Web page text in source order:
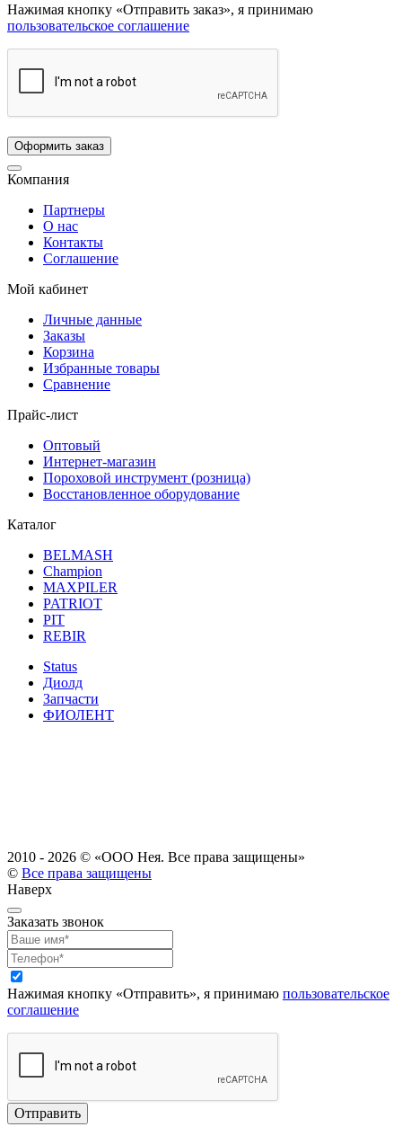
Нажимая кнопку «Отправить заказ», я принимаю
пользовательское соглашение
Компания
Партнеры
О нас
Контакты
Соглашение
Мой кабинет
Личные данные
Заказы
Корзина
Избранные товары
Сравнение
Прайс-лист
Оптовый
Интернет-магазин
Пороховой инструмент (розница)
Восстановленное оборудование
Каталог
BELMASH
Champion
MAXPILER
PATRIOT
PIT
REBIR
Status
Диолд
Запчасти
ФИОЛЕНТ
2010 - 2026 © «ООО Нея. Все права защищены»
© Все права защищены
Наверх
Заказать звонок
Нажимая кнопку «Отправить», я принимаю пользовательское
соглашение